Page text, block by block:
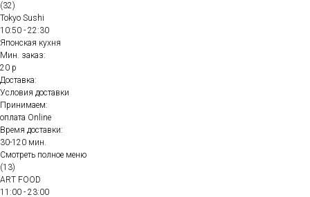
(32)
Tokyo Sushi
10:50 - 22:30
Японская кухня
Мин. заказ:
20 р
Доставка:
Условия доставки
Принимаем:
оплата Online
Время доставки:
30-120 мин.
Смотреть полное меню
(13)
ART FOOD
11:00 - 23:00